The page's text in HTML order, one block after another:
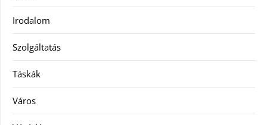
Irodalom
Szolgáltatás
Táskák
Város